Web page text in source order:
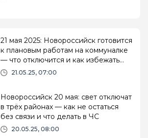
21 мая 2025: Новороссийск готовится
к плановым работам на коммуналке
— что отключится и как избежать
проблем
21.05.25, 07:00
Новороссийск 20 мая: свет отключат
в трёх районах — как не остаться
без связи и что делать в ЧС
20.05.25, 08:00